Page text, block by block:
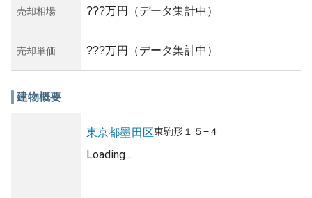
重要なチェックポイントとなるでしょう。築年数について
の具体的な情報は得られませんでしたが、一般的な中古マ
ンションの選択肢としても競争力のある物件です。マンシ
ョン購入検討時には、管理状態や近隣の開発状況にも注目
することを薦めます。
売却相場 ???万円（データ集計中）
売却単価 ???万円（データ集計中）
建物概要
東京都墨田区東駒形１５−４
Loading...